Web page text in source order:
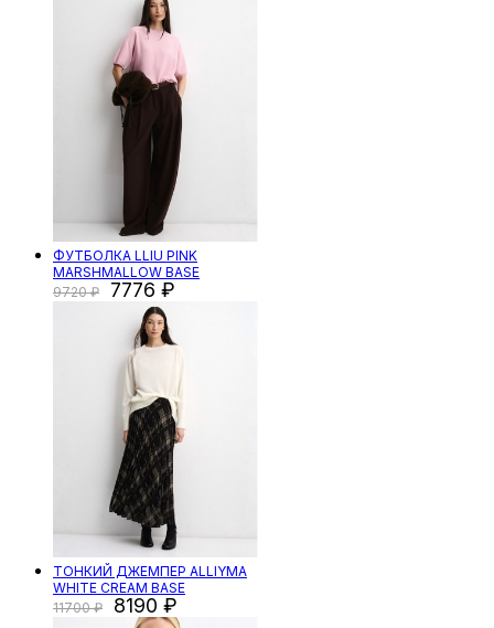
ФУТБОЛКА LLIU PINK
MARSHMALLOW BASE
9720
7776
ТОНКИЙ ДЖЕМПЕР ALLIYMA
WHITE CREAM BASE
11700
8190